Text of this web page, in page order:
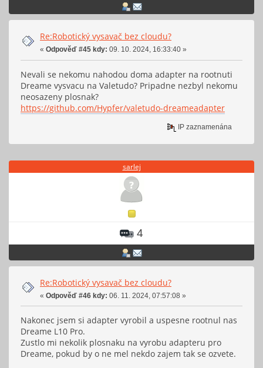
Re:Robotický vysavač bez cloudu?
« Odpověď #45 kdy: 09. 10. 2024, 16:33:40 »
Nevali se nekomu nahodou doma adapter na rootnuti
Dreame vysvacu na Valetudo? Pripadne nezbyl nekomu
neosazeny plosnak?
https://github.com/Hypfer/valetudo-dreameadapter
IP zaznamenána
sarlej
4
Re:Robotický vysavač bez cloudu?
« Odpověď #46 kdy: 06. 11. 2024, 07:57:08 »
Nakonec jsem si adapter vyrobil a uspesne rootnul nas
Dreame L10 Pro.
Zustlo mi nekolik plosnaku na vyrobu adapteru pro
Dreame, pokud by o ne mel nekdo zajem tak se ozvete.